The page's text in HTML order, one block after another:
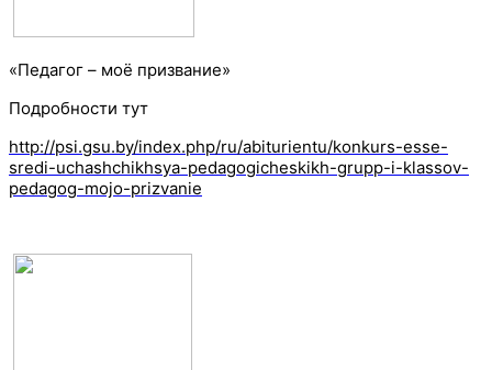
«Педагог – моё призвание»
Подробности тут
http://psi.gsu.by/index.php/ru/abiturientu/konkurs-esse-
sredi-uchashchikhsya-pedagogicheskikh-grupp-i-klassov-
pedagog-mojo-prizvanie